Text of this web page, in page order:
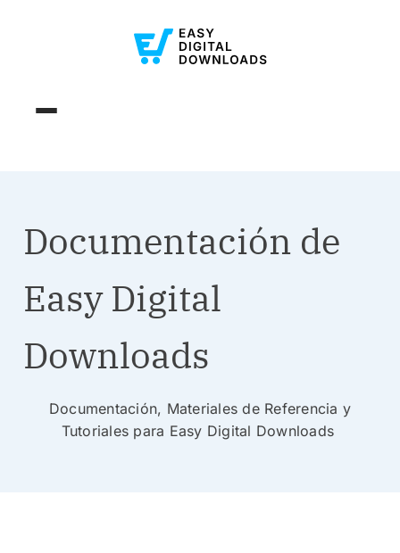
Documentación de
Easy Digital
Downloads
Documentación, Materiales de Referencia y
Tutoriales para Easy Digital Downloads